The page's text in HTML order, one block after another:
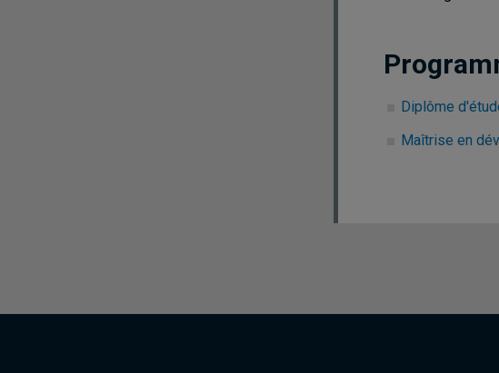
Diplôme
Maîtrise en